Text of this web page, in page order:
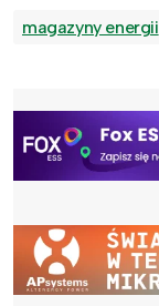
magazyny energii